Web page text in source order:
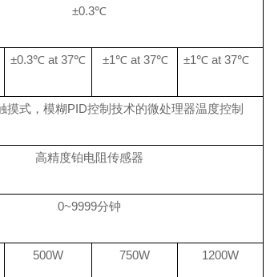
±0.3℃
±0.3℃ at 37℃ ±1℃ at 37℃ ±1℃ at 37℃
摸式，模糊PID控制技术的微处理器温度控制
高精度铂电阻传感器
0~9999分钟
500W 750W 1200W